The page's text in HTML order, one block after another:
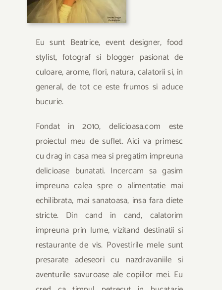
Eu sunt Beatrice, event designer, food
stylist, fotograf si blogger pasionat de
culoare, arome, flori, natura, calatorii si, in
general, de tot ce este frumos si aduce
bucurie.
Fondat in 2010, delicioasa.com este
proiectul meu de suflet. Aici va primesc
cu drag in casa mea si pregatim impreuna
delicioase bunatati. Incercam sa gasim
impreuna calea spre o alimentatie mai
echilibrata, mai sanatoasa, insa fara diete
stricte. Din cand in cand, calatorim
impreuna prin lume, vizitand destinatii si
restaurante de vis. Povestirile mele sunt
presarate adeseori cu nazdravaniile si
aventurile savuroase ale copiilor mei. Eu